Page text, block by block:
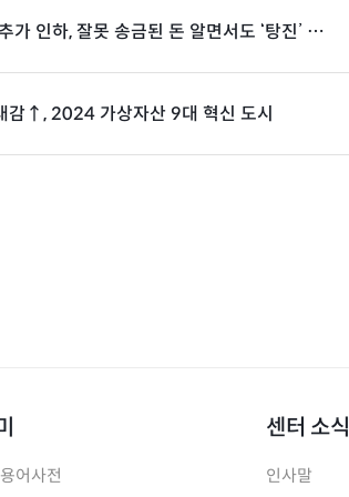
인하, 잘못 송금된 돈 알면서도 ‘탕진’ …
감↑, 2024 가상자산 9대 혁신 도시
어사전
센터 소식
인사말